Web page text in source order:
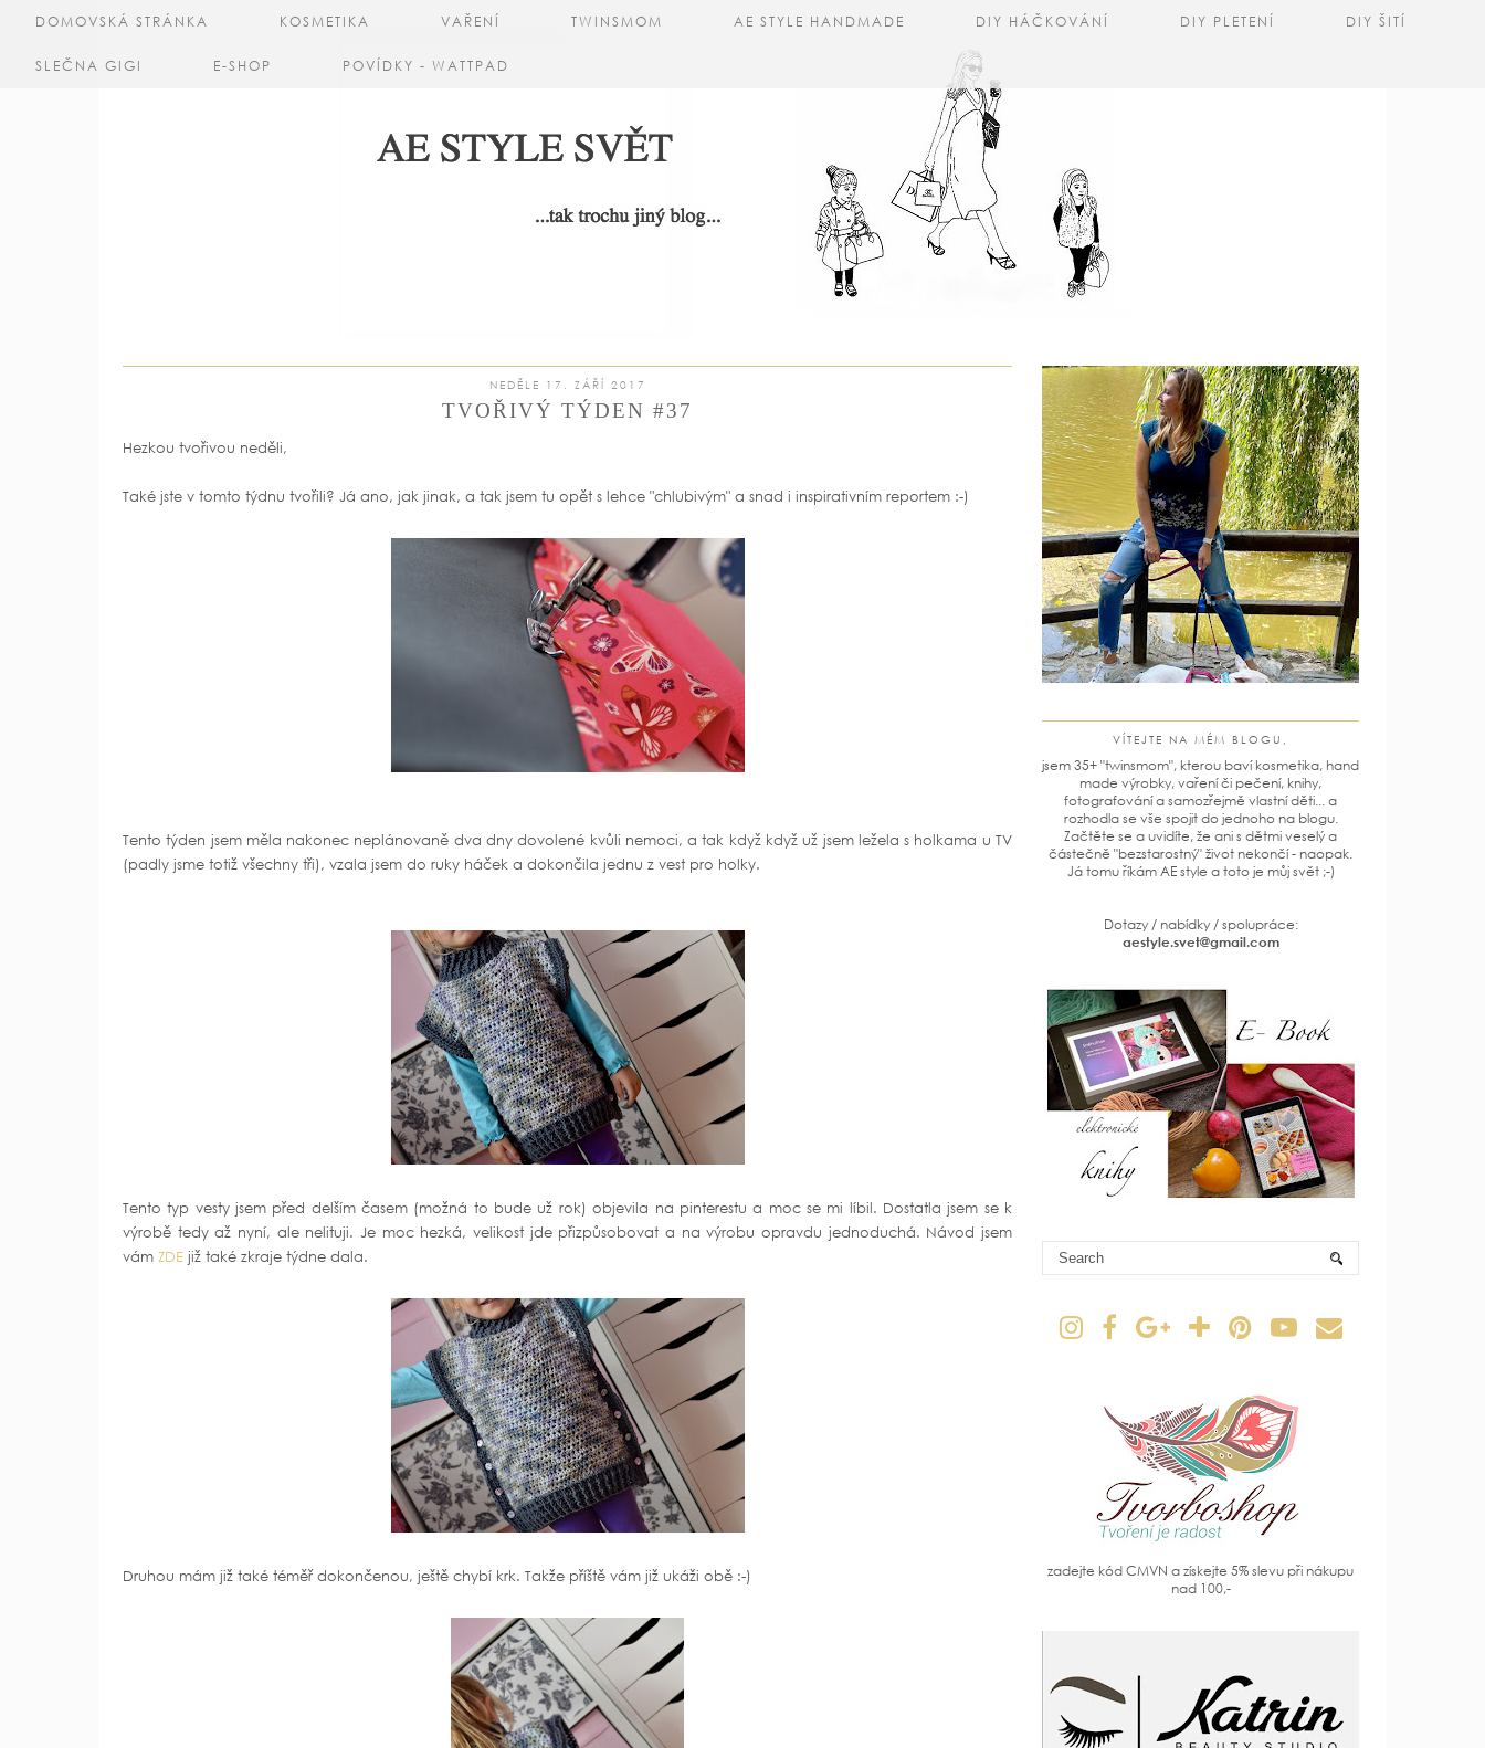
DOMOVSKÁ STRÁNKA KOSMETIKA VAŘENÍ TWINSMOM AE STYLE HANDMADE DIY HÁČKOVÁNÍ DIY PLETENÍ DIY ŠITÍ
SLEČNA GIGI E-SHOP POVÍDKY - WATTPAD
NEDĚLE 17. ZÁŘÍ 2017
TVOŘIVÝ TÝDEN #37
Hezkou tvořivou neděli,
Také jste v tomto týdnu tvořili? Já ano, jak jinak, a tak jsem tu opět s lehce "chlubivým" a snad i inspirativním reportem :-)
Tento týden jsem měla nakonec neplánovaně dva dny dovolené kvůli nemoci, a tak když když už jsem ležela s holkama u TV
(padly jsme totiž všechny tři), vzala jsem do ruky háček a dokončila jednu z vest pro holky.
Tento typ vesty jsem před delším časem (možná to bude už rok) objevila na pinterestu a moc se mi líbil. Dostatla jsem se k
výrobě tedy až nyní, ale nelituji. Je moc hezká, velikost jde přizpůsobovat a na výrobu opravdu jednoduchá. Návod jsem
vám ZDE již také zkraje týdne dala.
Druhou mám již také téměř dokončenou, ještě chybí krk. Takže příště vám již ukáži obě :-)
VÍTEJTE NA MÉM BLOGU,
jsem 35+ "twinsmom", kterou baví kosmetika, hand
made výrobky, vaření či pečení, knihy,
fotografování a samozřejmě vlastní děti... a
rozhodla se vše spojit do jednoho na blogu.
Začtěte se a uvidíte, že ani s dětmi veselý a
částečně "bezstarostný" život nekončí - naopak.
Já tomu říkám AE style a toto je můj svět ;-)
Dotazy / nabídky / spolupráce:
aestyle.svet@gmail.com
zadejte kód CMVN a získejte 5% slevu při nákupu
nad 100,-